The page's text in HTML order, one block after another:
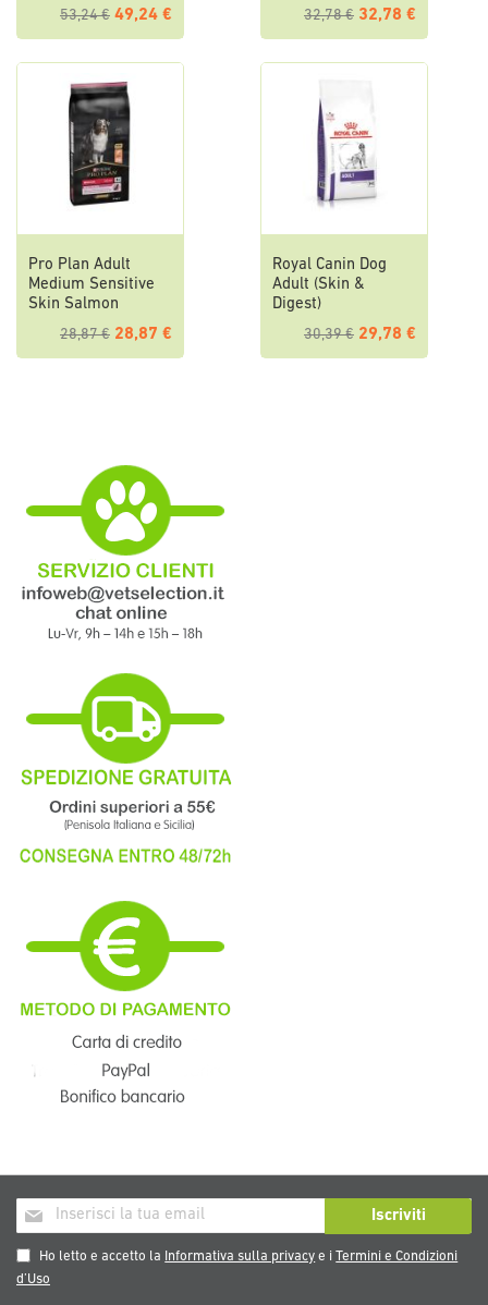
53,24 € 49,24 € 32,78 € 32,78 €
Pro Plan Adult
Medium Sensitive
Skin Salmon
28,87 € 28,87 €
Royal Canin Dog
Adult (Skin &
Digest)
30,39 € 29,78 €
Iscriviti
alla
nostra
Newsletter:
Iscriviti
Ho letto e accetto la Informativa sulla privacy e iTermini e Condizioni
d’Uso